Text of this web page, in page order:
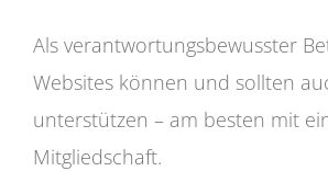
Als verantwortungsbewusster
Websites können und sollten
unterstützen – am besten mit
Mitgliedschaft.